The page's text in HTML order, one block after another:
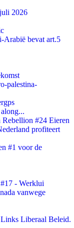
2026
Arabië bevat art.5
palestina-
#24 Eieren
profiteert
#1 voor de
- Werklui
vanwege
Liberaal Beleid.